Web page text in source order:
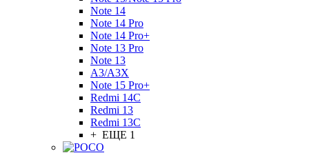
Note 14
Note 14 Pro
Note 14 Pro+
Note 13 Pro
Note 13
A3/A3X
Note 15 Pro+
Redmi 14C
Redmi 13
Redmi 13C
+ ЕЩЕ 1